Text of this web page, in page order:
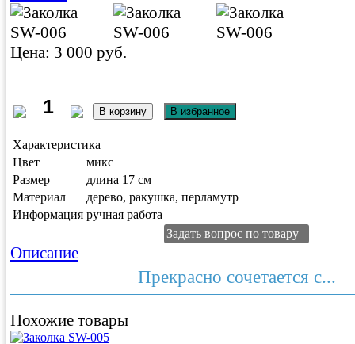
Цена: 3 000 руб.
Характеристика
Цвет
микс
Размер
длина 17 см
Материал
дерево, ракушка, перламутр
Информация ручная работа
Задать вопрос по товару
Описание
Прекрасно сочетается с...
Похожие товары